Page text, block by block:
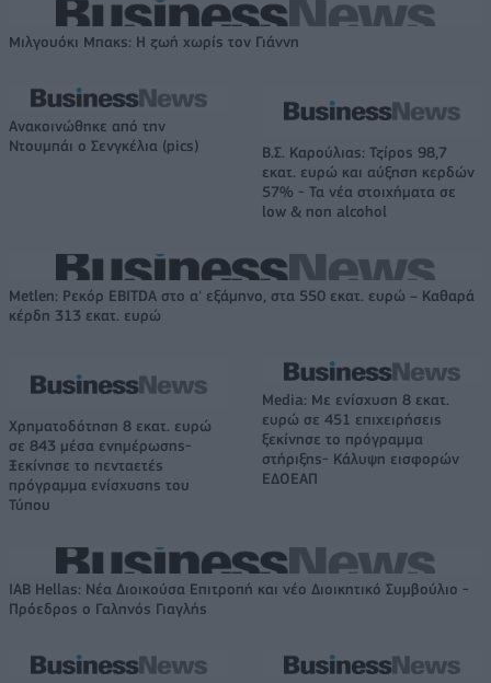
Μιλγουόκι Μπακς: Η ζωή χωρίς τον Γιάννη
Ανακοινώθηκε από την
Ντουμπάι ο Σενγκέλια (pics)
Β.Σ. Καρούλιας: Τζίρος 98,7
εκατ. ευρώ και αύξηση κερδών
57% - Τα νέα στοιχήματα σε
low & non alcohol
Metlen: Ρεκόρ EBITDA στο α' εξάμηνο, στα 550 εκατ. ευρώ – Καθαρά
κέρδη 313 εκατ. ευρώ
Χρηματοδότηση 8 εκατ. ευρώ
σε 843 μέσα ενημέρωσης-
Ξεκίνησε το πενταετές
πρόγραμμα ενίσχυσης του
Τύπου
Media: Με ενίσχυση 8 εκατ.
ευρώ σε 451 επιχειρήσεις
ξεκίνησε το πρόγραμμα
στήριξης- Κάλυψη εισφορών
ΕΔΟΕΑΠ
IAB Hellas: Νέα Διοικούσα Επιτροπή και νέο Διοικητικό Συμβούλιο -
Πρόεδρος ο Γαληνός Γιαγλής